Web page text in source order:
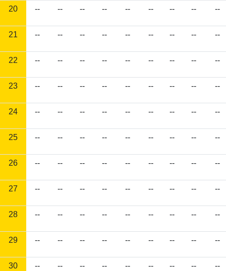
20 -- -- -- -- -- -- -- -- --
21 -- -- -- -- -- -- -- -- --
22 -- -- -- -- -- -- -- -- --
23 -- -- -- -- -- -- -- -- --
24 -- -- -- -- -- -- -- -- --
25 -- -- -- -- -- -- -- -- --
26 -- -- -- -- -- -- -- -- --
27 -- -- -- -- -- -- -- -- --
28 -- -- -- -- -- -- -- -- --
29 -- -- -- -- -- -- -- -- --
30 -- -- -- -- -- -- -- -- --